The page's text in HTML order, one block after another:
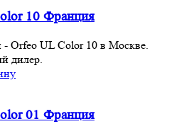
10 Франция
Orfeo UL Color 10 в Москве.
дилер.
01 Франция